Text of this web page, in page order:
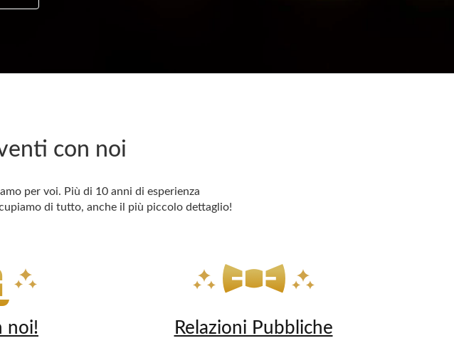
con noi
per voi. Più di 10 anni di esperienza
di tutto, anche il più piccolo dettaglio!
noi! Relazioni Pubbliche